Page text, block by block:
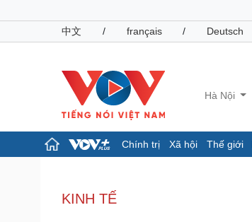
中文
/ français / Deutsch
Hà Nội
Chính trị Xã hội Thế giới
Đảng
Tổ chức nhân sự
KINH TẾ